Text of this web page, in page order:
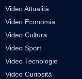
Video Attualità
Video Economia
Video Cultura
Video Sport
Video Tecnologie
Video Curiosità